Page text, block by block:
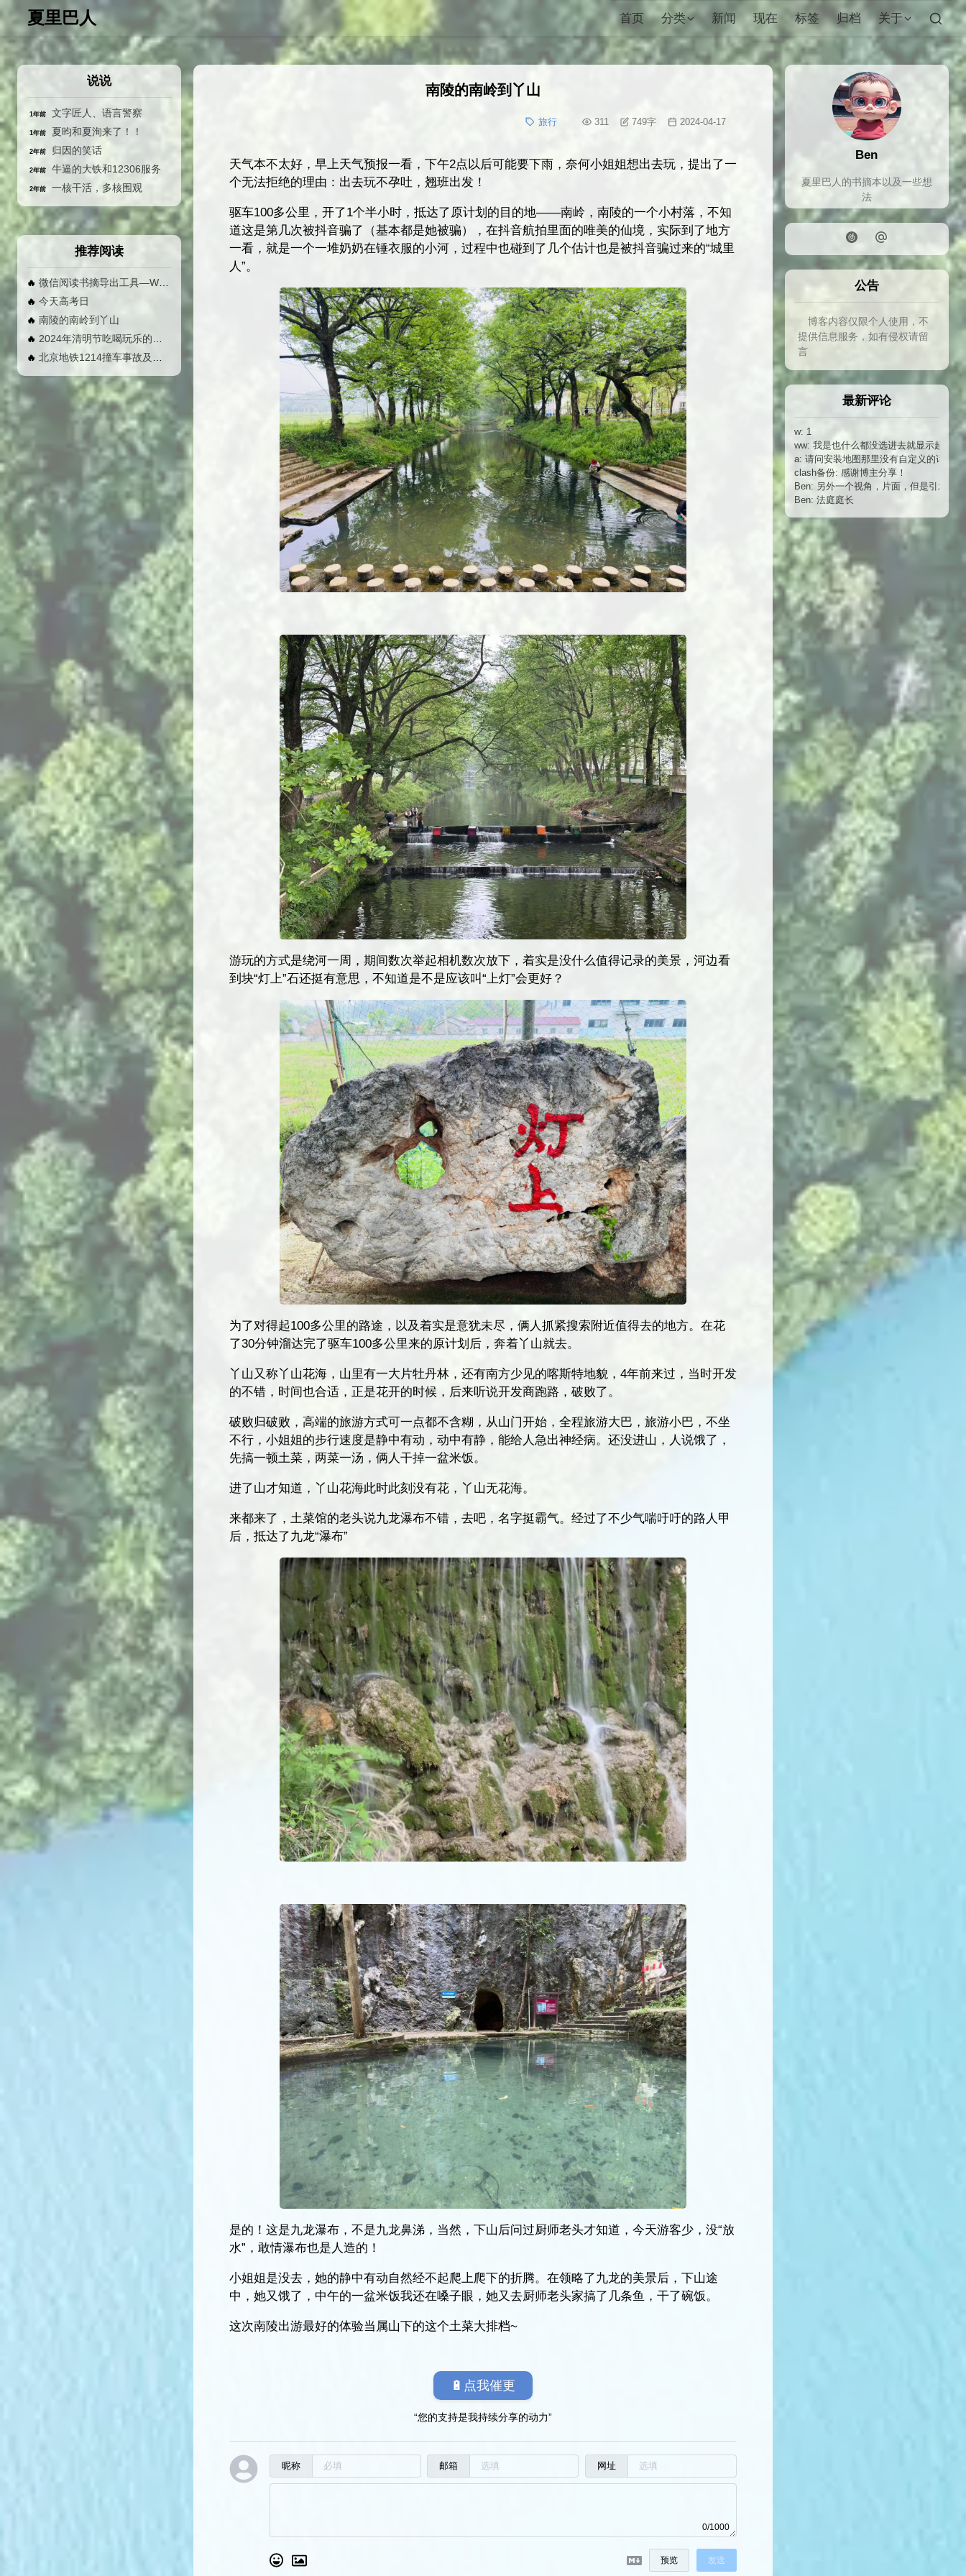
夏里巴人 首页 分类 新闻 现在 标签 归档 关于
南陵的南岭到丫山
旅行 311 749字 2024-04-17
天气本不太好，早上天气预报一看，下午2点以后可能要下雨，奈何小姐姐想出去玩，提出了一
个无法拒绝的理由：出去玩不孕吐，翘班出发！
驱车100多公里，开了1个半小时，抵达了原计划的目的地——南岭，南陵的一个小村落，不知
道这是第几次被抖音骗了（基本都是她被骗），在抖音航拍里面的唯美的仙境，实际到了地方
一看，就是一个一堆奶奶在锤衣服的小河，过程中也碰到了几个估计也是被抖音骗过来的“城里
人”。
游玩的方式是绕河一周，期间数次举起相机数次放下，着实是没什么值得记录的美景，河边看
到块“灯上”石还挺有意思，不知道是不是应该叫“上灯”会更好？
为了对得起100多公里的路途，以及着实是意犹未尽，俩人抓紧搜索附近值得去的地方。在花
了30分钟溜达完了驱车100多公里来的原计划后，奔着丫山就去。
丫山又称丫山花海，山里有一大片牡丹林，还有南方少见的喀斯特地貌，4年前来过，当时开发
的不错，时间也合适，正是花开的时候，后来听说开发商跑路，破败了。
破败归破败，高端的旅游方式可一点都不含糊，从山门开始，全程旅游大巴，旅游小巴，不坐
不行，小姐姐的步行速度是静中有动，动中有静，能给人急出神经病。还没进山，人说饿了，
先搞一顿土菜，两菜一汤，俩人干掉一盆米饭。
进了山才知道，丫山花海此时此刻没有花，丫山无花海。
来都来了，土菜馆的老头说九龙瀑布不错，去吧，名字挺霸气。经过了不少气喘吁吁的路人甲
后，抵达了九龙“瀑布”
是的！这是九龙瀑布，不是九龙鼻涕，当然，下山后问过厨师老头才知道，今天游客少，没“放
水”，敢情瀑布也是人造的！
小姐姐是没去，她的静中有动自然经不起爬上爬下的折腾。在领略了九龙的美景后，下山途
中，她又饿了，中午的一盆米饭我还在嗓子眼，她又去厨师老头家搞了几条鱼，干了碗饭。
这次南陵出游最好的体验当属山下的这个土菜大排档~
🔋点我催更
“您的支持是我持续分享的动力”
昵称 邮箱 网址
0/1000
预览 发送
说说
1年前 文字匠人、语言警察
1年前 夏昀和夏洵来了！！
2年前 归因的笑话
2年前 牛逼的大铁和12306服务
2年前 一核干活，多核围观
推荐阅读
🔥 微信阅读书摘导出工具—Weread MD 使用手册
🔥 今天高考日
🔥 南陵的南岭到丫山
🔥 2024年清明节吃喝玩乐的几天
🔥 北京地铁1214撞车事故及影响
Ben
夏里巴人的书摘本以及一些想
法
公告
博客内容仅限个人使用，不
提供信息服务，如有侵权请留
言
最新评论
w: 1
ww: 我是也什么都没选进去就显示超出
a: 请问安装地图那里没有自定义的话应
clash备份: 感谢博主分享！
Ben: 另外一个视角，片面，但是引发思考
Ben: 法庭庭长